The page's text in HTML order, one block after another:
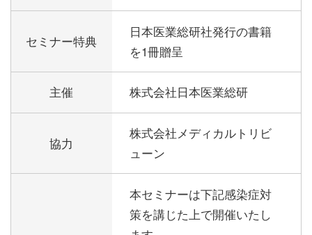
セミナー特典
日本医業総研社発行の書籍
を1冊贈呈
主催 株式会社日本医業総研
協力
株式会社メディカルトリビ
ューン
本セミナーは下記感染症対
策を講じた上で開催いたし